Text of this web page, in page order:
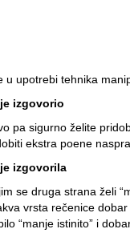
upotrebi tehnika
izgovorio
pa sigurno želite
ekstra poene
izgovorila
se druga strana želi
vrsta rečenice
“manje istinito” i